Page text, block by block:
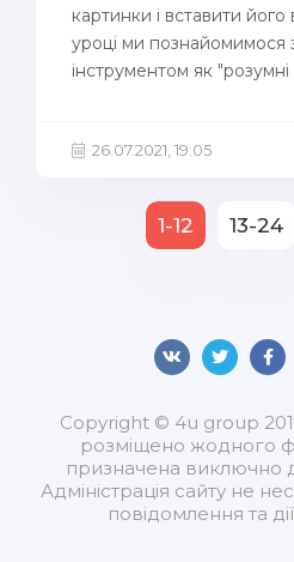
картинки і вставити
уроці ми познайомимося
інструментом як "розумні
26.07.2021, 19:05
1-12 13-24
Copyright © 4u group
розміщено жодного
призначена виключно
Адміністрація сайту не
повідомлення та